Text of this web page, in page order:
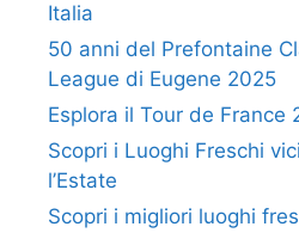
Italia
50 anni del Prefontaine
League di Eugene 2025
Esplora il Tour de France
Scopri i Luoghi Freschi
l’Estate
Scopri i migliori luoghi